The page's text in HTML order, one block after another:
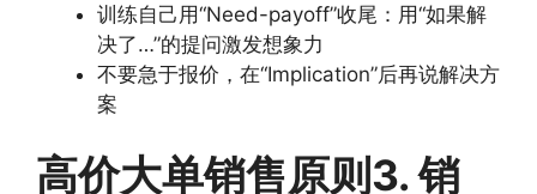
训练自己用“Need-payoff”收尾：用“如果解
决了…”的提问激发想象力
不要急于报价，在“Implication”后再说解决方
案
高价大单销售原则3. 销